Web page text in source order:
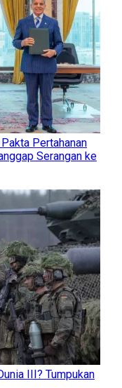
Pertahanan
Serangan ke
III? Tumpukan